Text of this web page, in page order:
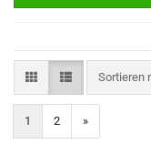
Sortieren
Sortieren
1 2 »